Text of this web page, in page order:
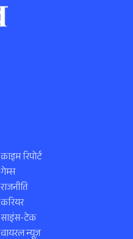
क्राइम रिपोर्ट
गेम्स
राजनीति
करियर
साइंस-टेक
वायरल न्यूज़